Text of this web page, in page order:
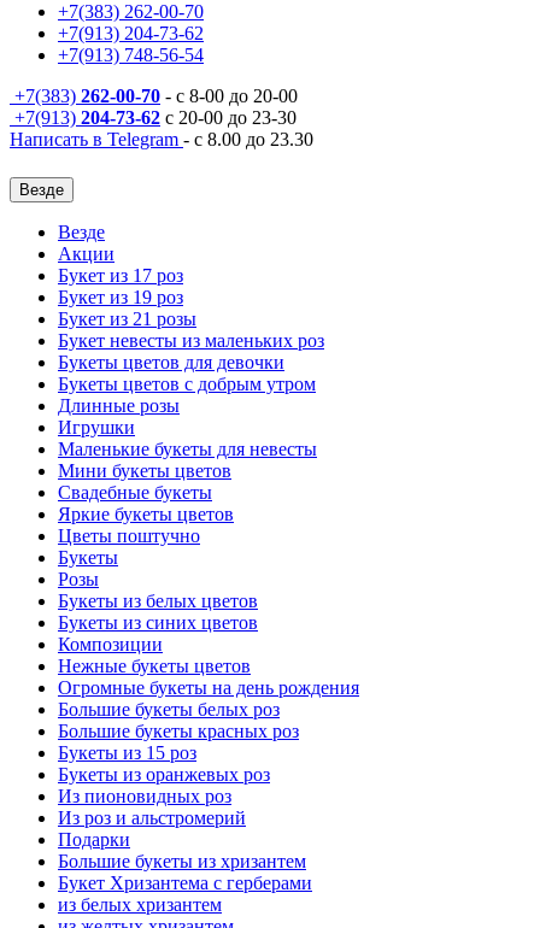
+7(383) 262-00-70
+7(913) 204-73-62
+7(913) 748-56-54
+7(383) 262-00-70 - с 8-00 до 20-00
+7(913) 204-73-62 с 20-00 до 23-30
Написать в Telegram - с 8.00 до 23.30
Везде
Везде
Акции
Букет из 17 роз
Букет из 19 роз
Букет из 21 розы
Букет невесты из маленьких роз
Букеты цветов для девочки
Букеты цветов с добрым утром
Длинные розы
Игрушки
Маленькие букеты для невесты
Мини букеты цветов
Свадебные букеты
Яркие букеты цветов
Цветы поштучно
Букеты
Розы
Букеты из белых цветов
Букеты из синих цветов
Композиции
Нежные букеты цветов
Огромные букеты на день рождения
Большие букеты белых роз
Большие букеты красных роз
Букеты из 15 роз
Букеты из оранжевых роз
Из пионовидных роз
Из роз и альстромерий
Подарки
Большие букеты из хризантем
Букет Хризантема с герберами
из белых хризантем